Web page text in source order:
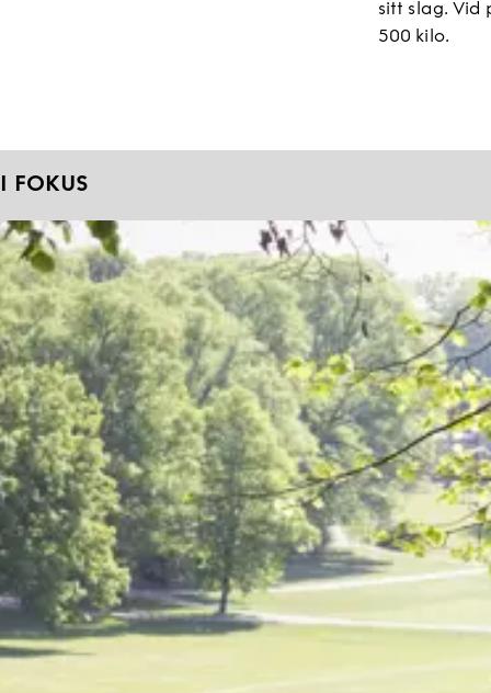
sitt slag. Vid
500 kilo.
I FOKUS